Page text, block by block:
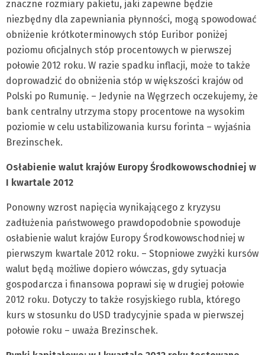
znaczne rozmiary pakietu, jaki zapewne będzie
niezbędny dla zapewniania płynności, mogą spowodować
obniżenie krótkoterminowych stóp Euribor poniżej
poziomu oficjalnych stóp procentowych w pierwszej
połowie 2012 roku. W razie spadku inflacji, może to także
doprowadzić do obniżenia stóp w większości krajów od
Polski po Rumunię. – Jedynie na Węgrzech oczekujemy, że
bank centralny utrzyma stopy procentowe na wysokim
poziomie w celu ustabilizowania kursu forinta – wyjaśnia
Brezinschek.
Osłabienie walut krajów Europy Środkowowschodniej w
I kwartale 2012
Ponowny wzrost napięcia wynikającego z kryzysu
zadłużenia państwowego prawdopodobnie spowoduje
osłabienie walut krajów Europy Środkowowschodniej w
pierwszym kwartale 2012 roku. – Stopniowe zwyżki kursów
walut będą możliwe dopiero wówczas, gdy sytuacja
gospodarcza i finansowa poprawi się w drugiej połowie
2012 roku. Dotyczy to także rosyjskiego rubla, którego
kurs w stosunku do USD tradycyjnie spada w pierwszej
połowie roku – uważa Brezinschek.